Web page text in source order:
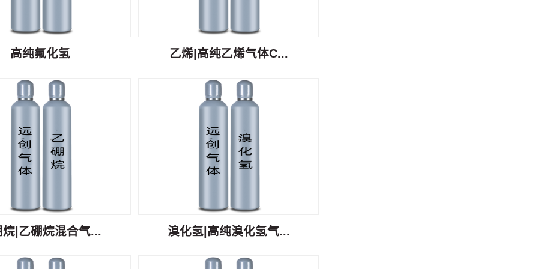
高纯氟化氢 乙烯|高纯乙烯气体C...
烷|乙硼烷混合气... 溴化氢|高纯溴化氢气...